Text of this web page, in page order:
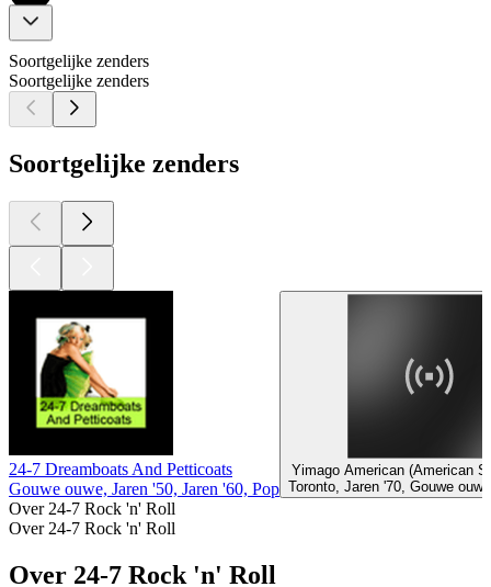
Soortgelijke zenders
Soortgelijke zenders
Soortgelijke zenders
24-7 Dreamboats And Petticoats
Gouwe ouwe, Jaren '50, Jaren '60, Pop
Yimago American (American
Toronto, Jaren '70, Gouwe
Over 24-7 Rock 'n' Roll
Over 24-7 Rock 'n' Roll
Over 24-7 Rock 'n' Roll